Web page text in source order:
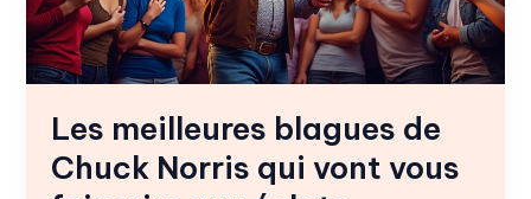
Les meilleures blagues de
Chuck Norris qui vont vous
vont
vous
faire
aux